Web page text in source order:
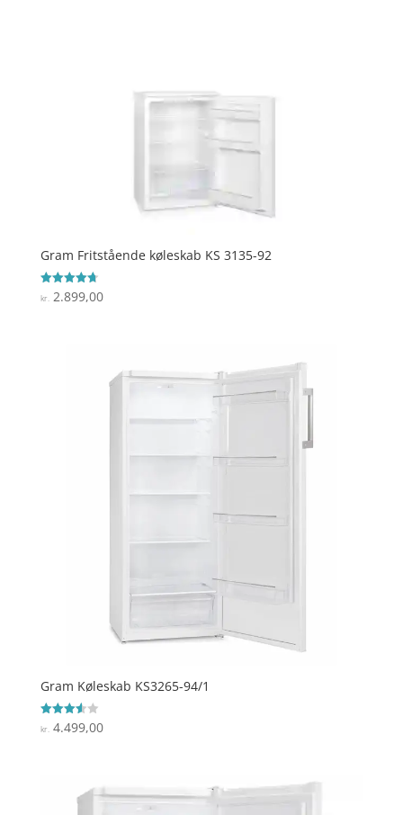
Gram Fritstående køleskab KS 3135-92
Vurderet
4.7
kr. 2.899,00
Gram Køleskab KS3265-94/1
Vurderet
3.6
kr.4.499,00